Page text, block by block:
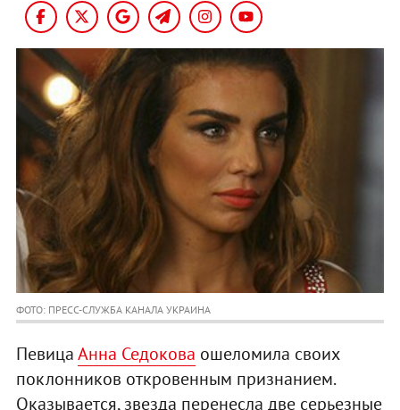
ФОТО: ПРЕСС-СЛУЖБА КАНАЛА УКРАИНА
ПевицаАнна Седокова ошеломила своих
поклонников откровенным признанием.
Оказывается, звезда перенесла две серьезные